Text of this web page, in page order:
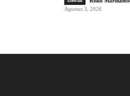
Agustus 3, 2026